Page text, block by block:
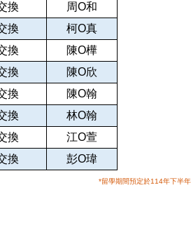
換
周O和
換
柯O真
換
陳O樺
換
陳O欣
換
陳O翰
換
林O翰
換
江O萱
換 彭O瑋
*留學期間預定於114年下半年